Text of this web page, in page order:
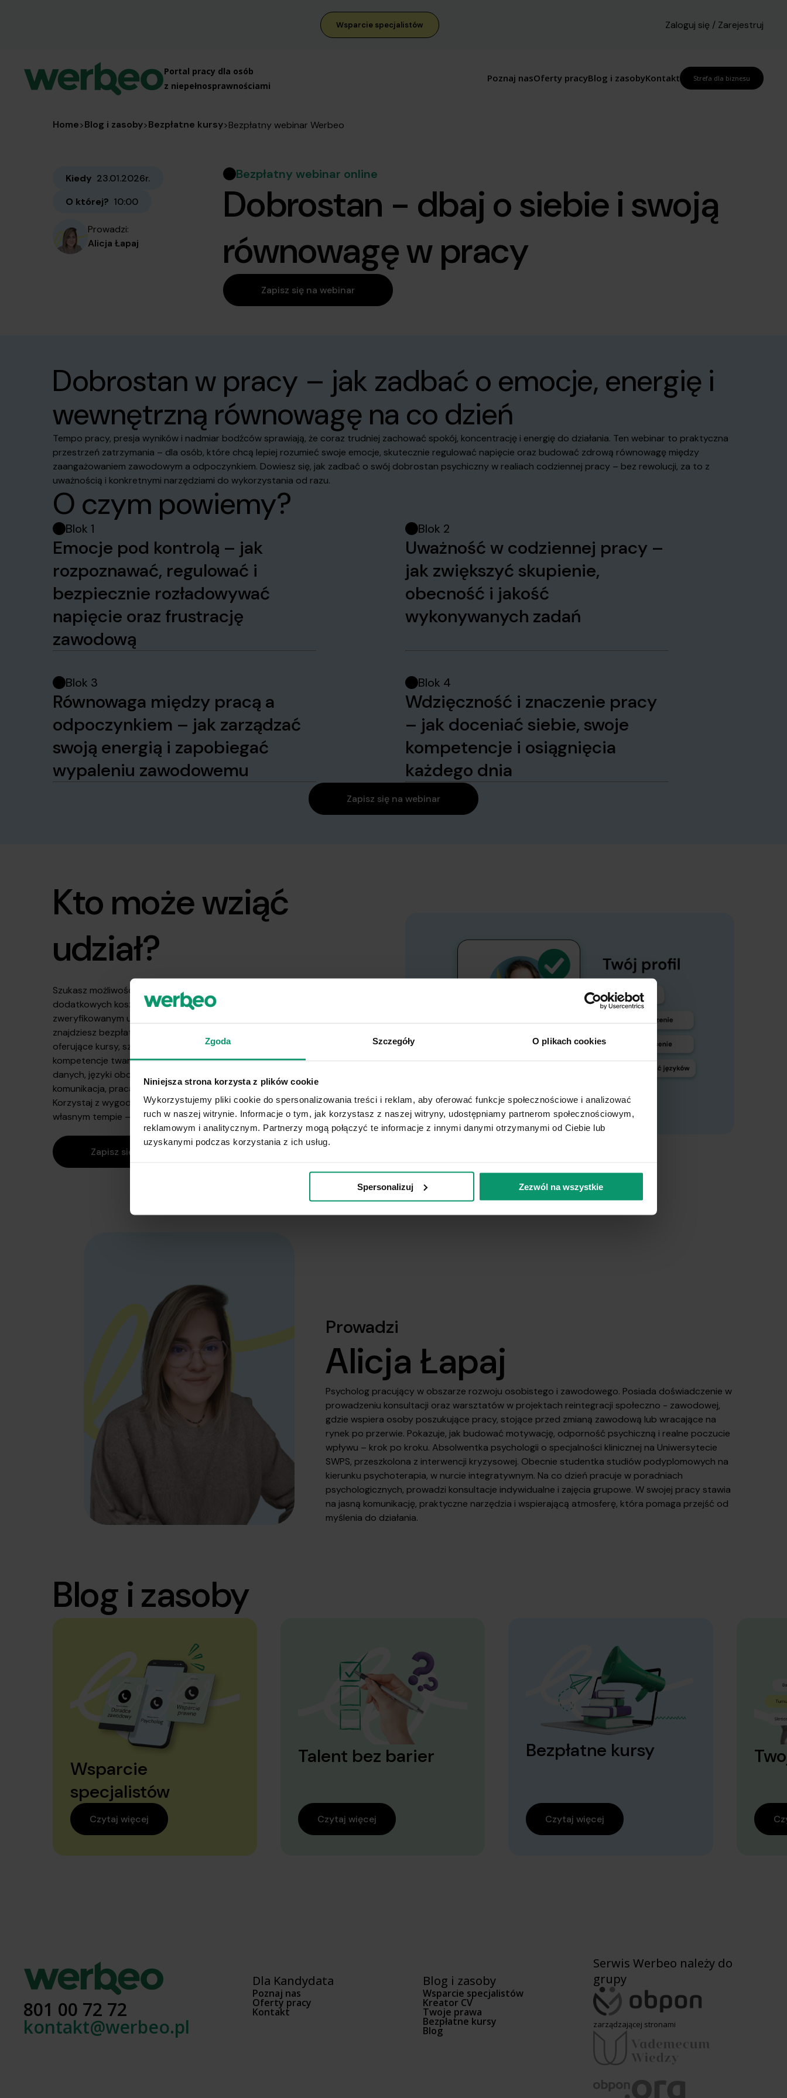
Zgoda Szczegóły O plikach cookies
Niniejsza strona korzysta z plików cookie
Wykorzystujemy pliki cookie do spersonalizowania treści i reklam, aby oferować funkcje społecznościowe i analizować
ruch w naszej witrynie. Informacje o tym, jak korzystasz z naszej witryny, udostępniamy partnerom społecznościowym,
reklamowym i analitycznym. Partnerzy mogą połączyć te informacje z innymi danymi otrzymanymi od Ciebie lub
uzyskanymi podczas korzystania z ich usług.
Spersonalizuj Zezwól na wszystkie
Wsparcie specjalistów Zaloguj się / Zarejestruj
Poznaj nasOferty pracyBlog i zasobyKontakt Strefa dla biznesu
Home>Blog i zasoby>Bezpłatne kursy>Bezpłatny webinar Werbeo
Kiedy 23.01.2026r.
O której? 10:00
Prowadzi:
Alicja Łapaj
Bezpłatny webinar online
Dobrostan - dbaj o siebie i swoją
równowagę w pracy
Zapisz się na webinar
Dobrostan w pracy – jak zadbać o emocje, energię i
wewnętrzną równowagę na co dzień
Tempo pracy, presja wyników i nadmiar bodźców sprawiają, że coraz trudniej zachować spokój, koncentrację i energię do działania. Ten webinar to praktyczna
przestrzeń zatrzymania – dla osób, które chcą lepiej rozumieć swoje emocje, skutecznie regulować napięcie oraz budować zdrową równowagę między
zaangażowaniem zawodowym a odpoczynkiem. Dowiesz się, jak zadbać o swój dobrostan psychiczny w realiach codziennej pracy – bez rewolucji, za to z
uważnością i konkretnymi narzędziami do wykorzystania od razu.
O czym powiemy?
Blok 1
Emocje pod kontrolą – jak
rozpoznawać, regulować i
bezpiecznie rozładowywać
napięcie oraz frustrację
zawodową
Blok 2
Uważność w codziennej pracy –
jak zwiększyć skupienie,
obecność i jakość
wykonywanych zadań
Blok 3
Równowaga między pracą a
odpoczynkiem – jak zarządzać
swoją energią i zapobiegać
wypaleniu zawodowemu
Blok 4
Wdzięczność i znaczenie pracy
– jak doceniać siebie, swoje
kompetencje i osiągnięcia
każdego dnia
Zapisz się na webinar
Kto może wziąć
udział?
Szukasz możliwości rozwoju zawodowego bez ponoszenia
dodatkowych kosztów? Jesteś zalogowanym i
zweryfikowanym użytkownikiem Werbeo? W tej zakładce
znajdziesz bezpłatne, zdalne platformy e-learningowe
oferujące kursy, szkolenia oraz webinary rozwijające zarówno
kompetencje twarde (np. obsługę programów, analizę
danych, języki obce), jak i umiejętności miękkie, takie jak
komunikacja, praca zespołowa czy zarządzanie czasem.
Korzystaj z wygodnego dostępu do wiedzy i ucz się we
własnym tempie — bez wychodzenia z domu.
Zapisz się na webinar
Prowadzi
Alicja Łapaj
Psycholog pracujący w obszarze rozwoju osobistego i zawodowego. Posiada doświadczenie w
prowadzeniu konsultacji oraz warsztatów w projektach reintegracji społeczno - zawodowej,
gdzie wspiera osoby poszukujące pracy, stojące przed zmianą zawodową lub wracające na
rynek po przerwie. Pokazuje, jak budować motywację, odporność psychiczną i realne poczucie
wpływu – krok po kroku. Absolwentka psychologii o specjalności klinicznej na Uniwersytecie
SWPS, przeszkolona z interwencji kryzysowej. Obecnie studentka studiów podyplomowych na
kierunku psychoterapia, w nurcie integratywnym. Na co dzień pracuje w poradniach
psychologicznych, prowadzi konsultacje indywidualne i zajęcia grupowe. W swojej pracy stawia
na jasną komunikację, praktyczne narzędzia i wspierającą atmosferę, która pomaga przejść od
myślenia do działania.
Blog i zasoby
Wsparcie
specjalistów
Czytaj więcej
Talent bez barier
Czytaj więcej
Bezpłatne kursy
Czytaj więcej
801 00 72 72
kontakt@werbeo.pl
Dla Kandydata
Poznaj nas
Oferty pracy
Kontakt
Blog i zasoby
Wsparcie specjalistów
Kreator CV
Twoje prawa
Bezpłatne kursy
Blog
Serwis Werbeo należy do
grupy
zarządzającej stronami